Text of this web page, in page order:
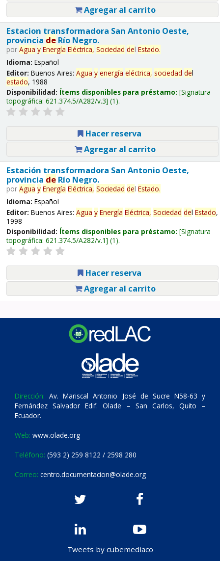
Agregar al carrito
Estacion transformadora San Antonio Oeste,
provincia deRío Negro.
por Agua y Energía Eléctrica, Sociedad del Estado.
Idioma: Español
Editor: Buenos Aires: Agua y energía eléctrica, sociedad del
estado, 1988
Disponibilidad: Ítems disponibles para préstamo: Signatura
topográfica: 621.374.5/A282/v.3 (1).
Hacer reserva
Agregar al carrito
Estación transformadora San Antonio Oeste,
provincia deRío Negro.
por Agua y Energía Eléctrica, Sociedad del Estado.
Idioma: Español
Editor: Buenos Aires: Agua y Energía Eléctrica, Sociedad del Estado,
1998
Disponibilidad: Ítems disponibles para préstamo: Signatura
topográfica: 621.374.5/A282/v.1 (1).
Hacer reserva
Agregar al carrito
Dirección: Av. Mariscal Antonio José de Sucre N58-63 y
Fernández Salvador Edif. Olade – San Carlos, Quito –
Ecuador.
Web: www.olade.org
Teléfono: (593 2) 259 8122 / 2598 280
Correo: centro.documentacion@olade.org
Tweets by cubemediaco